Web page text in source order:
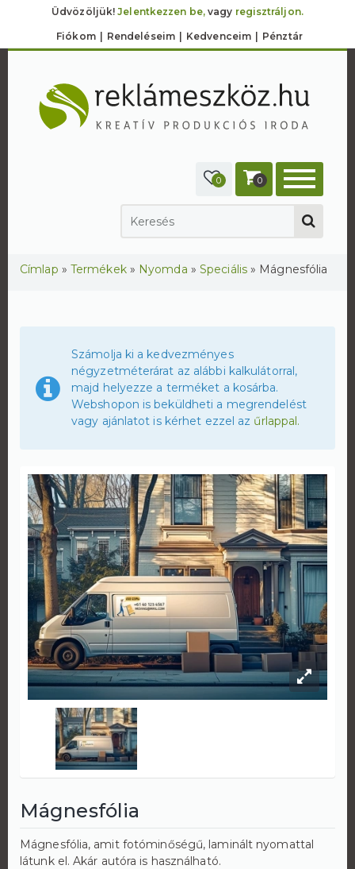
Üdvözöljük!Jelentkezzen be,vagy regisztráljon.
Fiókom Rendeléseim Kedvenceim Pénztár
0 0
Jelenlegi hely
Címlap » Termékek » Nyomda » Speciális » Mágnesfólia
Számolja ki a kedvezményes
négyzetméterárat az alábbi kalkulátorral,
majd helyezze a terméket a kosárba.
Webshopon is beküldheti a megrendelést
vagy ajánlatot is kérhet ezzel az űrlappal.
Mágnesfólia
Mágnesfólia, amit fotóminőségű, laminált nyomattal
látunk el. Akár autóra is használható.